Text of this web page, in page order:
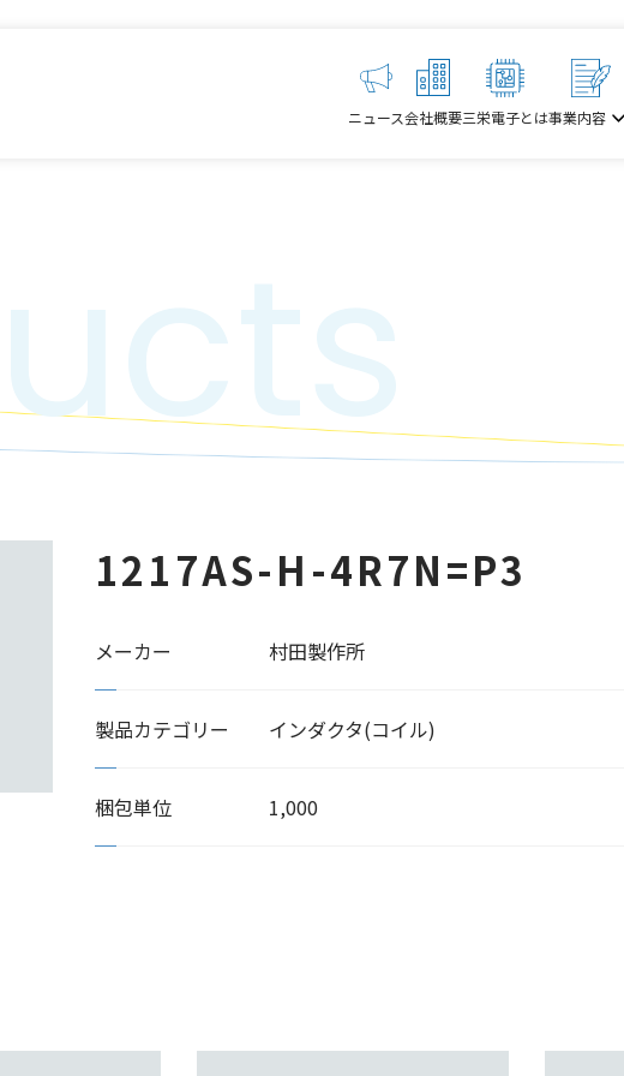
ニュース会社概要三栄電子とは事業内容
1217AS-H-4R7N=P3
メーカー 村田製作所
製品カテゴリー インダクタ(コイル)
梱包単位 1,000